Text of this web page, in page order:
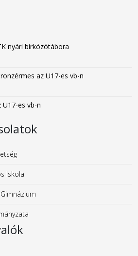
nyári birkózótábora
az U17-es vb-n
es vb-n
Iskola